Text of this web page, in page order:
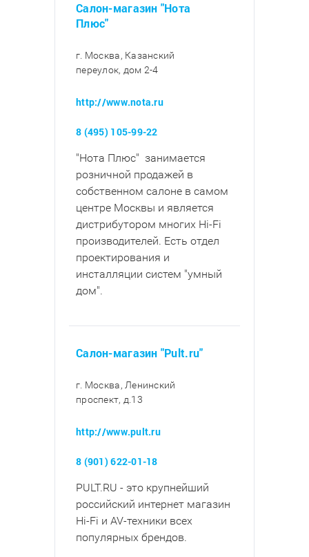
Салон-магазин "Нота
Плюс"
г. Москва, Казанский
переулок, дом 2-4
http://www.nota.ru
8 (495) 105-99-22
"Нота Плюс" занимается
розничной продажей в
собственном салоне в самом
центре Москвы и является
дистрибутором многих Hi-Fi
производителей. Есть отдел
проектирования и
инсталляции систем "умный
дом".
Салон-магазин "Pult.ru"
г. Москва, Ленинский
проспект, д.13
http://www.pult.ru
8 (901) 622-01-18
PULT.RU - это крупнейший
российский интернет магазин
Hi-Fi и AV-техники всех
популярных брендов.